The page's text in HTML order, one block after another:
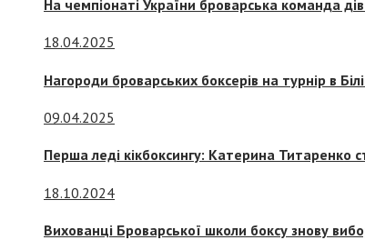
На чемпіонаті України броварська команда
18.04.2025
Нагороди броварських боксерів на турнір в
09.04.2025
Перша леді кікбоксингу: Катерина Титаренко
18.10.2024
Вихованці Броварської школи боксу знову